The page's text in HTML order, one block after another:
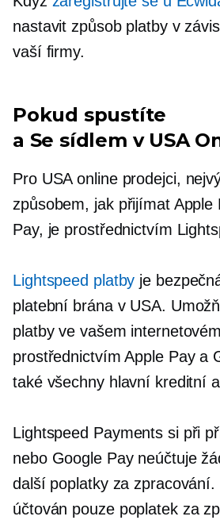
nastavit způsob platby v
vaší firmy.
Pokud spustíte
a Se sídlem v USA
Pro USAonline prodejci,
způsobem, jak přijímat Apple
Pay, je prostřednictvím
Lightspeed platby je
platební brána v USA.
platby ve vašem
prostřednictvím Apple Pay a
také všechny hlavní kreditní
Lightspeed Payments si při
nebo Google Pay neúčtuje
další poplatky za zpracování.
účtován pouze poplatek za